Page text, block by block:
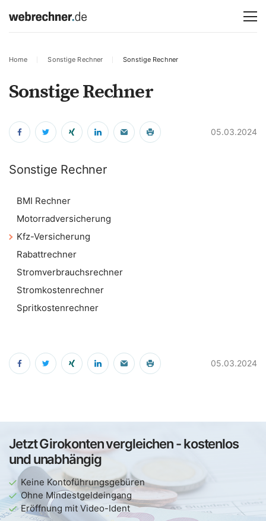
Home Sonstige Rechner Sonstige Rechner
Sonstige Rechner
05.03.2024
Sonstige Rechner
BMI Rechner
Motorradversicherung
Kfz-Versicherung
Rabattrechner
Stromverbrauchsrechner
Stromkostenrechner
Spritkostenrechner
05.03.2024
Jetzt Girokonten vergleichen - kostenlos
und unabhängig
Keine Kontoführungsgebüren
Ohne Mindestgeldeingang
Eröffnung mit Video-Ident